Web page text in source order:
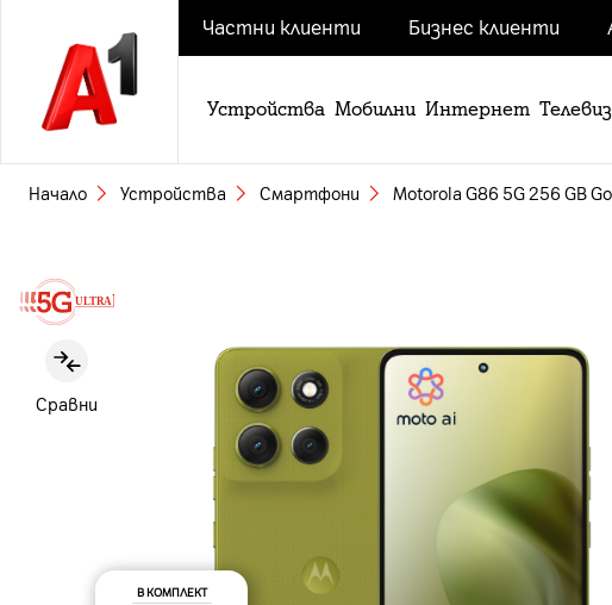
Частни клиенти Бизнес клиенти
Устройства Мобилни Интернет
Начало Устройства Смартфони Motorola G86 5G 256 GB
Сравни
Slide 1 of 4
В КОМПЛЕКТ